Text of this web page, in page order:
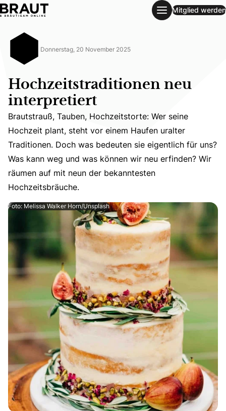
Mitglied werden
Donnerstag, 20 November 2025
Hochzeitstraditionen neu
interpretiert
Brautstrauß, Tauben, Hochzeitstorte: Wer seine
Brautstrauß, Tauben, Hochzeitstorte: Wer seine
Hochzeit plant, steht vor einem Haufen uralter
Traditionen. Doch was bedeuten sie eigentlich für uns?
Was kann weg und was können wir neu erfinden? Wir
räumen auf mit neun der bekanntesten
Hochzeitsbräuche.
Foto: Melissa Walker Horn/Unsplash